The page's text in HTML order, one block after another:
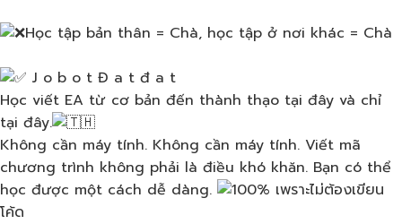
Học tập bản thân = Chà, học tập ở nơi khác = Chà
J o b o t Đ a t đ a t
Học viết EA từ cơ bản đến thành thạo tại đây và chỉ
tại đây.
Không cần máy tính. Không cần máy tính. Viết mã
chương trình không phải là điều khó khăn. Bạn có thể
học được một cách dễ dàng.
เพราะไม่ต้องเขียน
โค้ด​